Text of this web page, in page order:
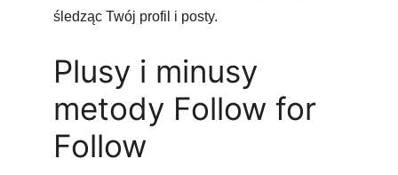
śledząc Twój profil i posty.
Plusy i minusy
metody Follow for
Follow